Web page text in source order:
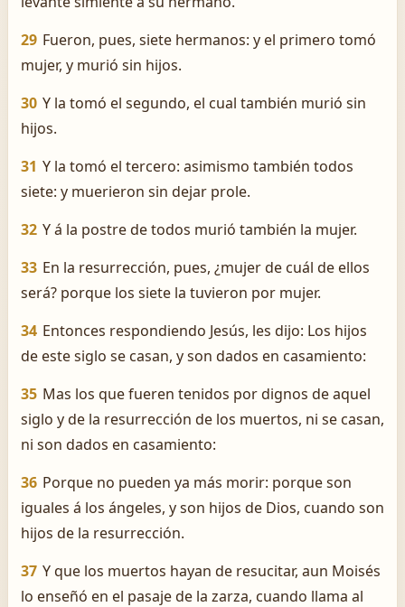
29 Fueron, pues, siete hermanos: y el primero tomó
mujer, y murió sin hijos.
30 Y la tomó el segundo, el cual también murió sin
hijos.
31 Y la tomó el tercero: asimismo también todos
siete: y muerieron sin dejar prole.
32 Y á la postre de todos murió también la mujer.
33 En la resurrección, pues, ¿mujer de cuál de ellos
será? porque los siete la tuvieron por mujer.
34 Entonces respondiendo Jesús, les dijo: Los hijos
de este siglo se casan, y son dados en casamiento:
35 Mas los que fueren tenidos por dignos de aquel
siglo y de la resurrección de los muertos, ni se casan,
ni son dados en casamiento:
36 Porque no pueden ya más morir: porque son
iguales á los ángeles, y son hijos de Dios, cuando son
hijos de la resurrección.
37 Y que los muertos hayan de resucitar, aun Moisés
lo enseñó en el pasaje de la zarza, cuando llama al